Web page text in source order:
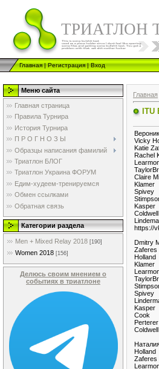
ТРИАТЛОН
Главная|Регистрация|Вход
Меню сайта
Главная страница
Правила Турнира
История Турнира
П Р О Г Н О З Ы
Образцы написания фамилий
Триатлон БЛОГ
Триатлон Украина ФОРУМ
Едим-худеем-тренируемся
Обмен ссылками
Обратная связь
Категории раздела
Men + Mixed Relay 2018 [190]
Women 2018 [156]
Делюсь своим мнением о
событиях в триатлоне
Главная
ITU
Vicky
Katie
Rachel
Claire
Klamer
Spivey
Kasper
Coldwell
https://
Dmitry
Zaferes
Holland
Klamer
Spivey
Kasper
Cook
Perterer
Coldwell
Holland
Zaferes